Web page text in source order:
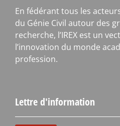
En fédérant tous les
du Génie Civil autour des
recherche, l’IREX est un
l’innovation du monde
profession.
Lettre d'information